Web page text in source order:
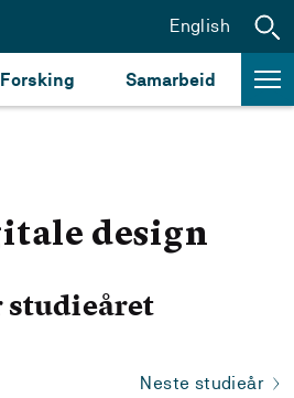
Forsking Samarbeid
English
design
studieåret
Neste studieår